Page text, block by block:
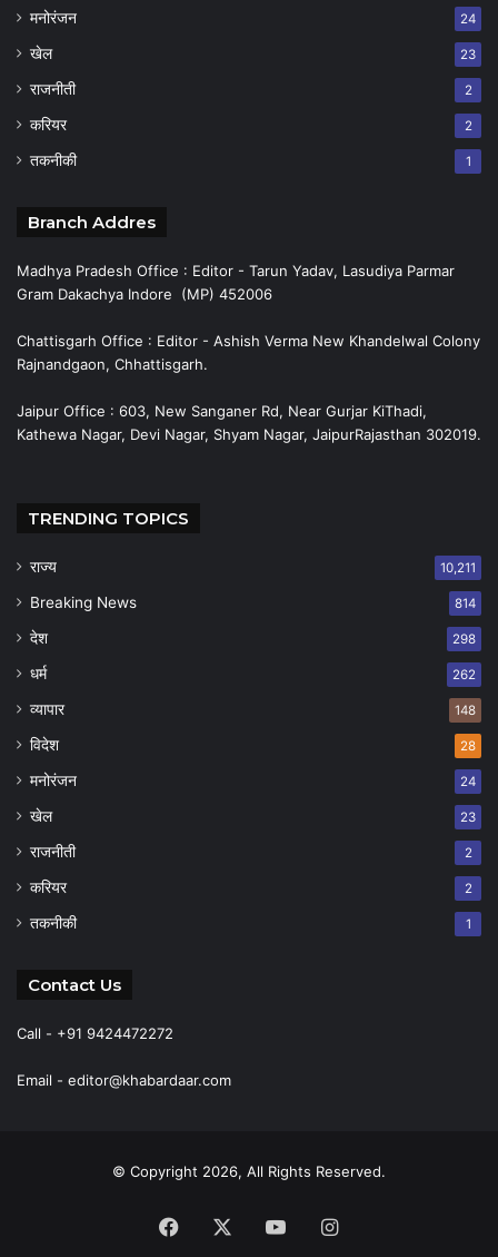
मनोरंजन 24
खेल 23
राजनीती 2
करियर 2
तकनीकी 1
Branch Addres
Madhya Pradesh Office : Editor - Tarun Yadav, Lasudiya Parmar
Gram Dakachya Indore (MP) 452006
Chattisgarh Office : Editor - Ashish Verma New Khandelwal Colony
Rajnandgaon, Chhattisgarh.
Jaipur Office : 603, New Sanganer Rd, Near Gurjar KiThadi,
Kathewa Nagar, Devi Nagar, Shyam Nagar, JaipurRajasthan 302019.
TRENDING TOPICS
राज्य 10,211
Breaking News 814
देश 298
धर्म 262
व्यापार 148
विदेश 28
मनोरंजन 24
खेल 23
राजनीती 2
करियर 2
तकनीकी 1
Contact Us
Call - +91 9424472272
Email - editor@khabardaar.com
© Copyright 2026, All Rights Reserved.
Facebook YouTubeInstagram